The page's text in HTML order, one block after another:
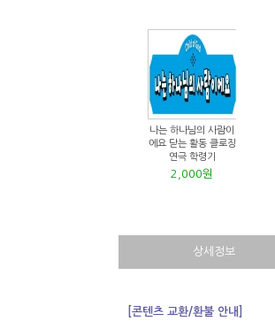
나는 하나님의 사람이
에요 닫는 활동 클로징
연극 학령기
2,000원
상세정보
[콘텐츠 교환/환불 안내]